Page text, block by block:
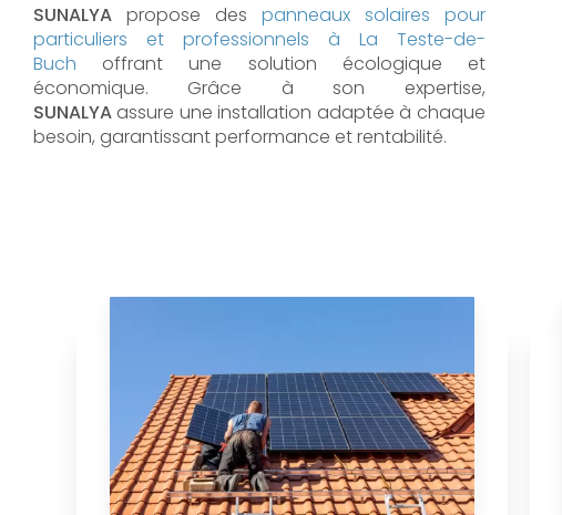
SUNALYA propose des panneaux solaires pour
particuliers et professionnels à La Teste-de-
Buch offrant une solution écologique et
économique. Grâce à son expertise,
SUNALYA assure une installation adaptée à chaque
besoin, garantissant performance et rentabilité.